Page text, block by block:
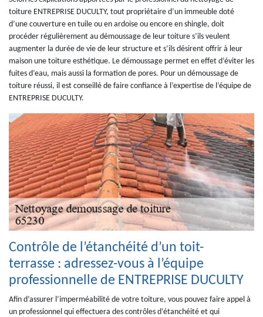
toiture ENTREPRISE DUCULTY, tout propriétaire d’un immeuble doté
d’une couverture en tuile ou en ardoise ou encore en shingle, doit
procéder régulièrement au démoussage de leur toiture s’ils veulent
augmenter la durée de vie de leur structure et s’ils désirent offrir à leur
maison une toiture esthétique. Le démoussage permet en effet d’éviter les
fuites d’eau, mais aussi la formation de pores. Pour un démoussage de
toiture réussi, il est conseillé de faire confiance à l’expertise de l’équipe de
ENTREPRISE DUCULTY.
Contrôle de l’étanchéité d’un toit-
terrasse : adressez-vous à l’équipe
professionnelle de ENTREPRISE DUCULTY
Afin d’assurer l’imperméabilité de votre toiture, vous pouvez faire appel à
un professionnel qui effectuera des contrôles d’étanchéité et qui